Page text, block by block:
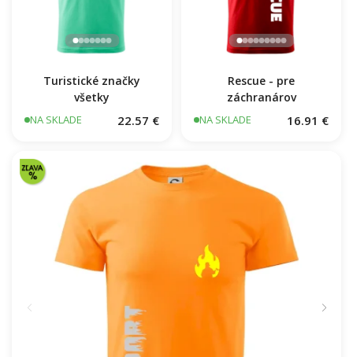
Turistické značky
všetky
NA SKLADE 22.57 €
Rescue - pre
záchranárov
NA SKLADE 16.91 €